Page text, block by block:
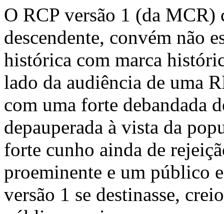
O RCP versão 1 (da MCR)
descendente, convém não
histórica com marca
lado da audiência de uma
com uma forte debandada
depauperada à vista da
forte cunho ainda de
proeminente e um público
versão 1 se destinasse,